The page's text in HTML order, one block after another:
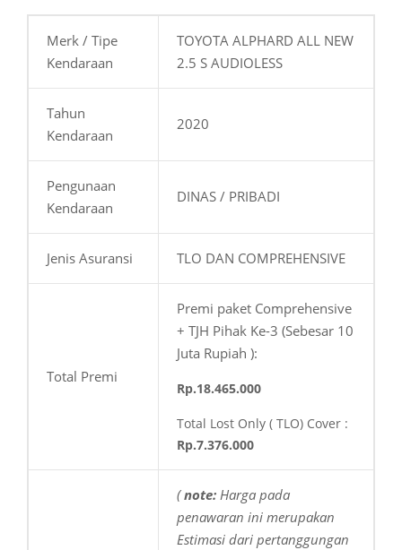
Merk / Tipe
Kendaraan
TOYOTA ALPHARD ALL NEW
2.5 S AUDIOLESS
Tahun
Kendaraan
2020
Pengunaan
Kendaraan
DINAS / PRIBADI
Jenis Asuransi TLO DAN COMPREHENSIVE
Total Premi
Premi paket Comprehensive
+ TJH Pihak Ke-3 (Sebesar 10
Juta Rupiah ):
Rp.18.465.000
Total Lost Only ( TLO) Cover :
Rp.7.376.000
(note: Harga pada
penawaran ini merupakan
Estimasi dari pertanggungan